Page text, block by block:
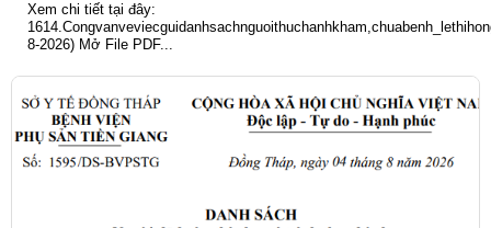
Xem chi tiết tại đây:
8-2026) Mở File PDF...